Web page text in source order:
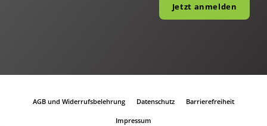
Jetzt anmelden
AGB und Widerrufsbelehrung Datenschutz Barrierefreiheit
Impressum